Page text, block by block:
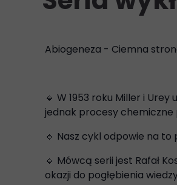
Abiogeneza - Ciemna
🔹 W 1953 roku Miller i
jednak procesy chemiczne
🔹 Nasz cykl odpowie na
🔹 Mówcą serii jest Rafał
okazji do pogłębienia